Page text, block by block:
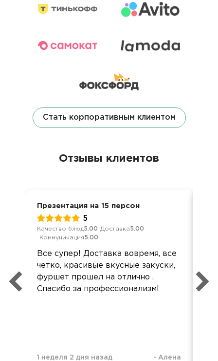
Стать корпоративным клиентом
Отзывы клиентов
Презентация на 15 персон
5
Качество блюд5.00 Доставка5.00
Коммуникация5.00
Все супер! Доставка вовремя, все
четко, красивые вкусные закуски,
фуршет прошел на отлично .
Спасибо за профессионализм!
1 неделя 2 дня назад - Алена